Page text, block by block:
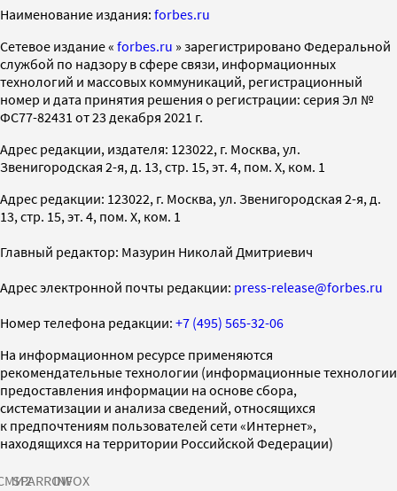
Наименование издания: forbes.ru
Cетевое издание « forbes.ru » зарегистрировано Федеральной
службой по надзору в сфере связи, информационных
технологий и массовых коммуникаций, регистрационный
номер и дата принятия решения о регистрации: серия Эл №
ФС77-82431 от 23 декабря 2021 г.
Адрес редакции, издателя: 123022, г. Москва, ул.
Звенигородская 2-я, д. 13, стр. 15, эт. 4, пом. X, ком. 1
Адрес редакции: 123022, г. Москва, ул. Звенигородская 2-я, д.
13, стр. 15, эт. 4, пом. X, ком. 1
Главный редактор: Мазурин Николай Дмитриевич
Адрес электронной почты редакции: press-release@forbes.ru
Номер телефона редакции: +7 (495) 565-32-06
На информационном ресурсе применяются
рекомендательные технологии (информационные технологии
предоставления информации на основе сбора,
систематизации и анализа сведений, относящихся
к предпочтениям пользователей сети «Интернет»,
находящихся на территории Российской Федерации)
SPARROWINFOX